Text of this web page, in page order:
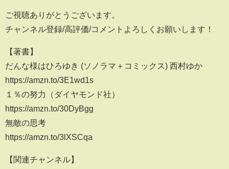
ご視聴ありがとうございます。
チャンネル登録/高評価/コメントよろしくお願いします！
【著書】
だんな様はひろゆき (ソノラマ＋コミックス) 西村ゆか
https://amzn.to/3E1wd1s
１％の努力（ダイヤモンド社）
https://amzn.to/30DyBgg
無敵の思考
https://amzn.to/3lXSCqa
【関連チャンネル】